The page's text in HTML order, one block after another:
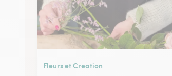
Fleurs et Creation